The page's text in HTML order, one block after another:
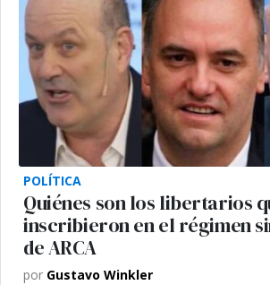
POLÍTICA
Quiénes son los libertarios
inscribieron en el régimen
de ARCA
por Gustavo Winkler